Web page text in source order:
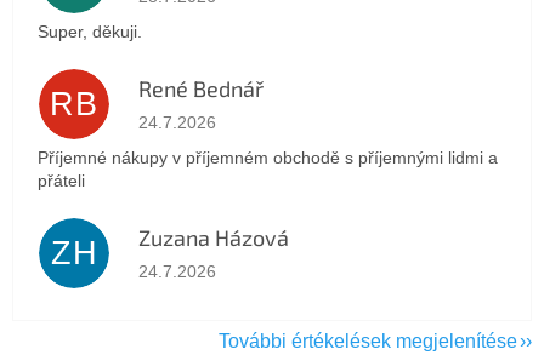
Super, děkuji.
RB René Bednář
Az áruház értékelése 5-ből 5 csillag.
24.7.2026
Příjemné nákupy v příjemném obchodě s příjemnými lidmi a
přáteli
ZH Zuzana Házová
Az áruház értékelése 5-ből 5 csillag.
24.7.2026
További értékelések megjelenítése